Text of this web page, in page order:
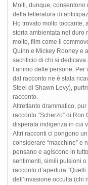
Molti, dunque,
della letteratura di
Ho trovato molto toccante,
storia ambientata nel duro
molto, film come il
Quinn e Mickey Rooney e
sacrificio di chi si dedicava
l’animo delle persone.
dal racconto ne è stata
Steel di Shawn Levy),
racconto.
Altrettanto drammatico,
racconto “Scherzo” di
disperata indigenza in cui
Altri racconti ci pongono
considerare “macchine” e
pensano e agiscono in
sentimenti, simili pulsioni o
racconto d’apertura
dell’invasione occulta (chi